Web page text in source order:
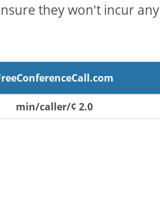
they won't incur any
2.0 ¢/min/caller